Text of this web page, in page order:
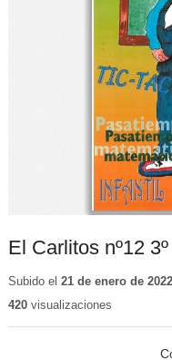
El Carlitos nº12
Subido el 21 de enero de 2022
420visualizaciones